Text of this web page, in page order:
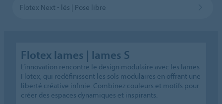
Flotex Next - lés | Pose libre
Flotex lames | lames S
L’innovation rencontre le design modulaire avec les lames
Flotex, qui redéfinissent les sols modulaires en offrant une
liberté créative infinie. Combinez couleurs et motifs pour
créer des espaces dynamiques et inspirants.